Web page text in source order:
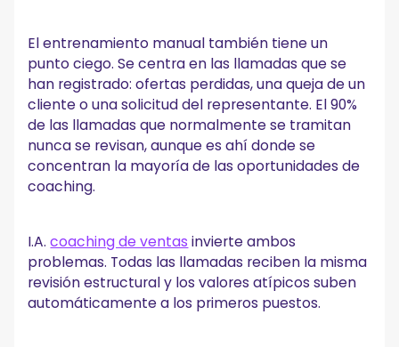
El entrenamiento manual también tiene un
punto ciego. Se centra en las llamadas que se
han registrado: ofertas perdidas, una queja de un
cliente o una solicitud del representante. El 90%
de las llamadas que normalmente se tramitan
nunca se revisan, aunque es ahí donde se
concentran la mayoría de las oportunidades de
coaching.
I.A.coaching de ventas invierte ambos
problemas. Todas las llamadas reciben la misma
revisión estructural y los valores atípicos suben
automáticamente a los primeros puestos.